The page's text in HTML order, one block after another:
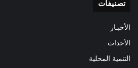
تصنيفات
الأخبـار
الأحداث
التنمية المحلية